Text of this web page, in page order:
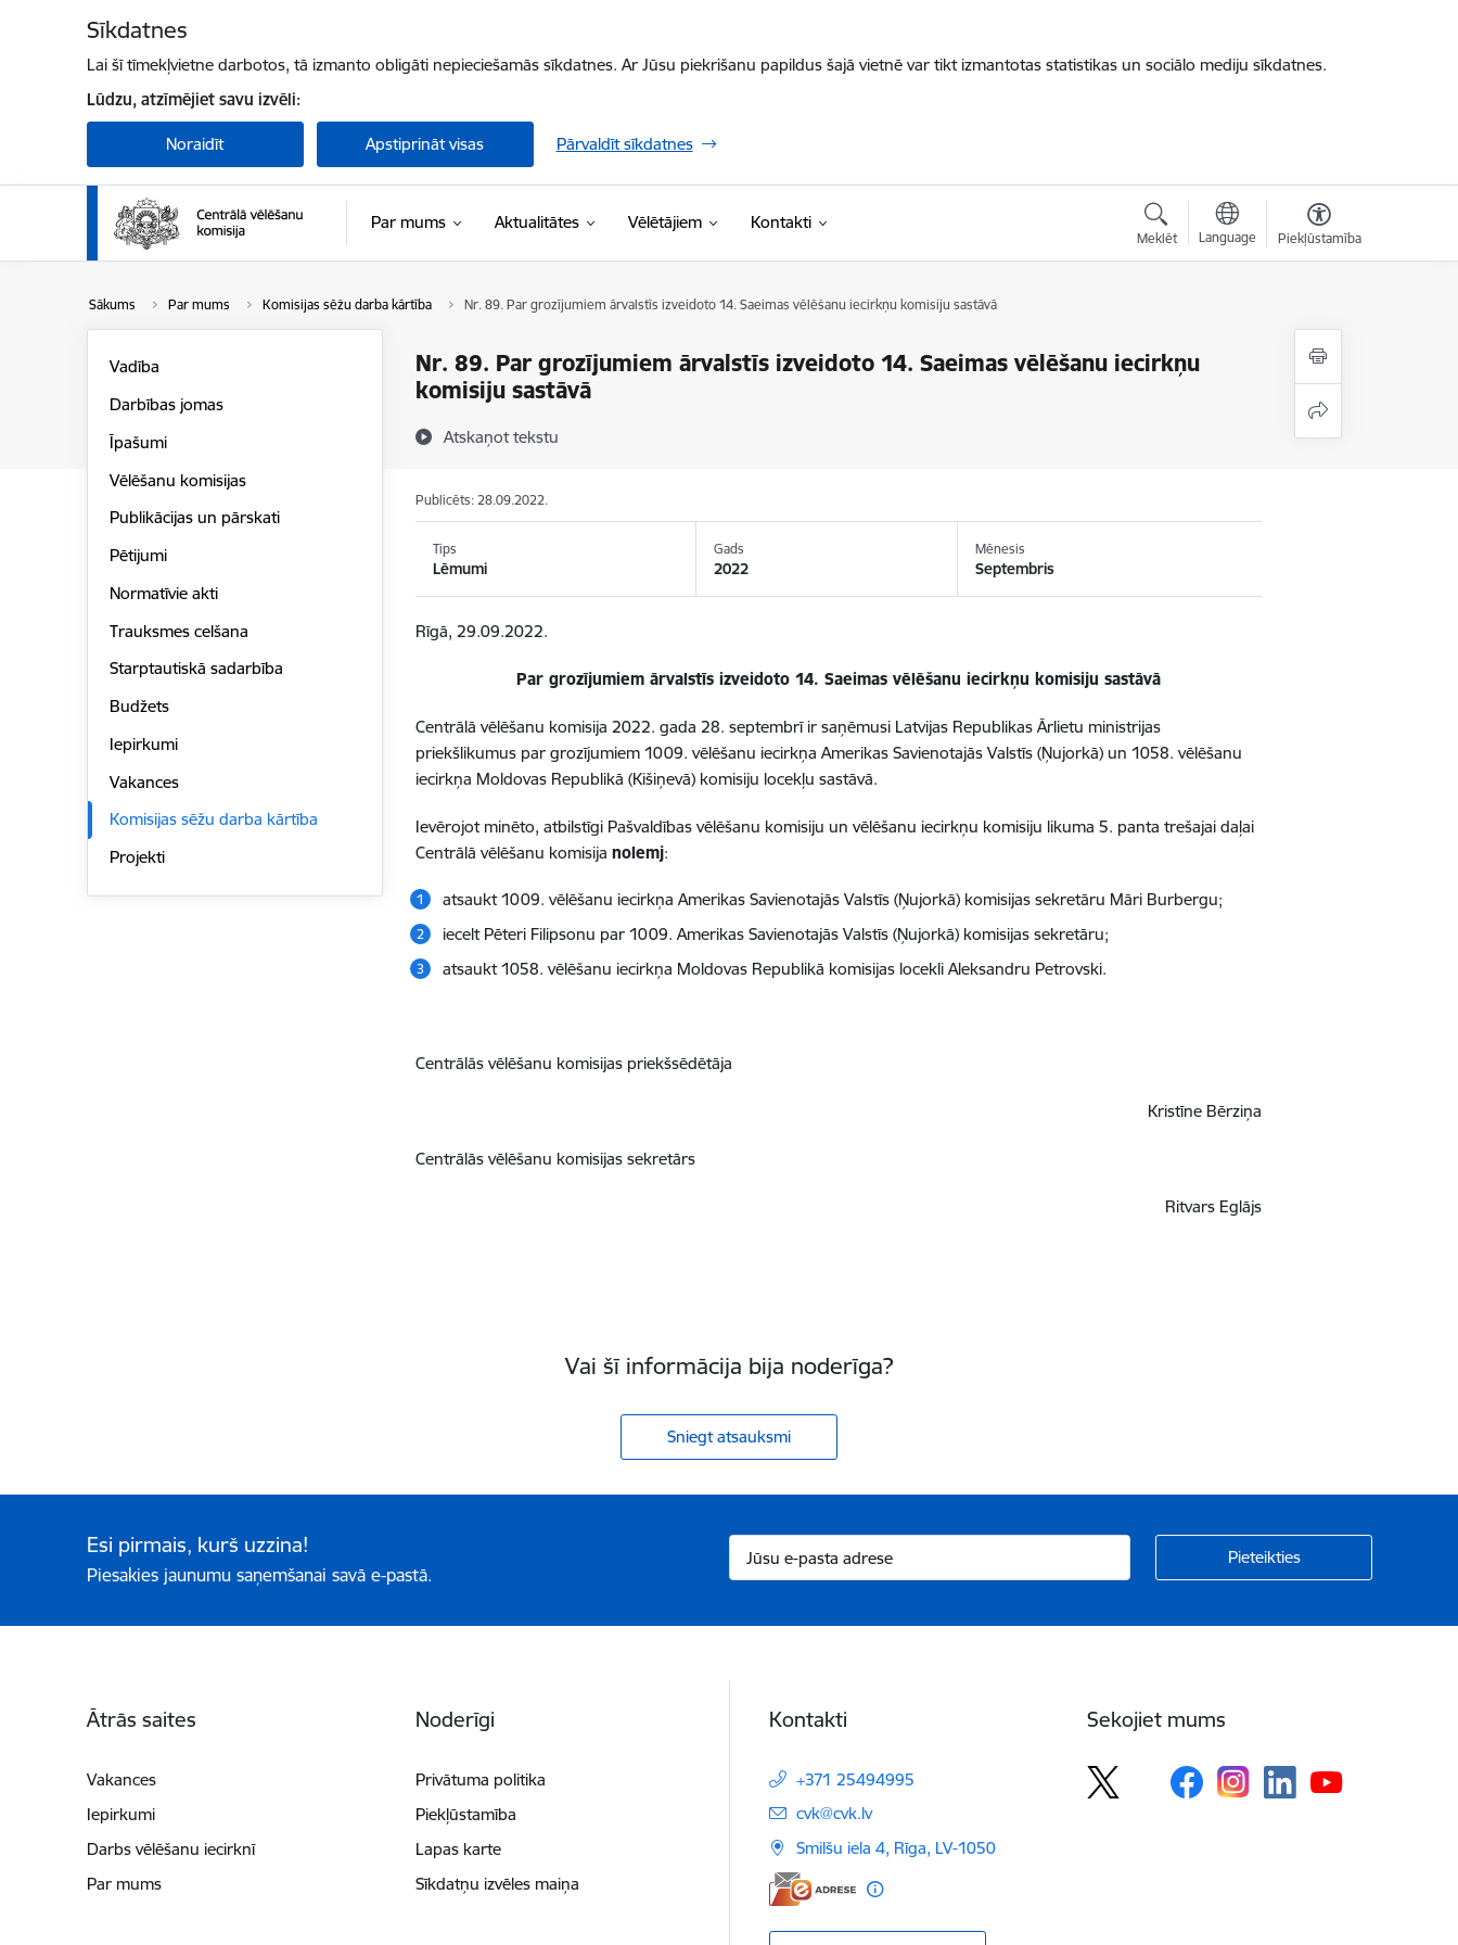
Sīkdatnes
Lai šī tīmekļvietne darbotos, tā izmanto obligāti nepieciešamās sīkdatnes. Ar Jūsu piekrišanu papildus šajā vietnē var tikt izmantotas statistikas un sociālo mediju sīkdatnes.
Lūdzu, atzīmējiet savu izvēli:
Noraidīt Apstiprināt visas Pārvaldīt sīkdatnes
Par mums Aktualitātes Vēlētājiem Kontakti
Meklēt Language Piekļūstamība
Sākums Par mums Komisijas sēžu darba kārtība Nr. 89. Par grozījumiem ārvalstīs izveidoto 14. Saeimas vēlēšanu iecirkņu komisiju sastāvā
Nr. 89. Par grozījumiem ārvalstīs izveidoto 14. Saeimas vēlēšanu iecirkņu
komisiju sastāvā
Atskaņot tekstu
Vadība
Darbības jomas
Īpašumi
Vēlēšanu komisijas
Publikācijas un pārskati
Pētijumi
Normatīvie akti
Trauksmes celšana
Starptautiskā sadarbība
Budžets
Iepirkumi
Vakances
Komisijas sēžu darba kārtība
Projekti
Publicēts: 28.09.2022.
Tips
Lēmumi
Gads
2022
Mēnesis
Septembris
Rīgā, 29.09.2022.
Par grozījumiem ārvalstīs izveidoto 14. Saeimas vēlēšanu iecirkņu komisiju sastāvā
Centrālā vēlēšanu komisija 2022. gada 28. septembrī ir saņēmusi Latvijas Republikas Ārlietu ministrijas
priekšlikumus par grozījumiem 1009. vēlēšanu iecirkņa Amerikas Savienotajās Valstīs (Ņujorkā) un 1058. vēlēšanu
iecirkņa Moldovas Republikā (Kišiņevā) komisiju locekļu sastāvā.
Ievērojot minēto, atbilstīgi Pašvaldības vēlēšanu komisiju un vēlēšanu iecirkņu komisiju likuma 5. panta trešajai daļai
Centrālā vēlēšanu komisijanolemj:
atsaukt 1009. vēlēšanu iecirkņa Amerikas Savienotajās Valstīs (Ņujorkā) komisijas sekretāru Māri Burbergu;
iecelt Pēteri Filipsonu par 1009. Amerikas Savienotajās Valstīs (Ņujorkā) komisijas sekretāru;
atsaukt 1058. vēlēšanu iecirkņa Moldovas Republikā komisijas locekli Aleksandru Petrovski.
Centrālās vēlēšanu komisijas priekšsēdētāja
Kristīne Bērziņa
Centrālās vēlēšanu komisijas sekretārs
Ritvars Eglājs
Vai šī informācija bija noderīga?
Sniegt atsauksmi
Esi pirmais, kurš uzzina!
Piesakies jaunumu saņemšanai savā e-pastā.
Ātrās saites
Vakances
Iepirkumi
Darbs vēlēšanu iecirknī
Par mums
Noderīgi
Privātuma politika
Piekļūstamība
Lapas karte
Sīkdatņu izvēles maiņa
Kontakti
+371 25494995
E-pasts:
cvk@cvk.lv
Smilšu iela 4, Rīga, LV-1050
Sekojiet mums